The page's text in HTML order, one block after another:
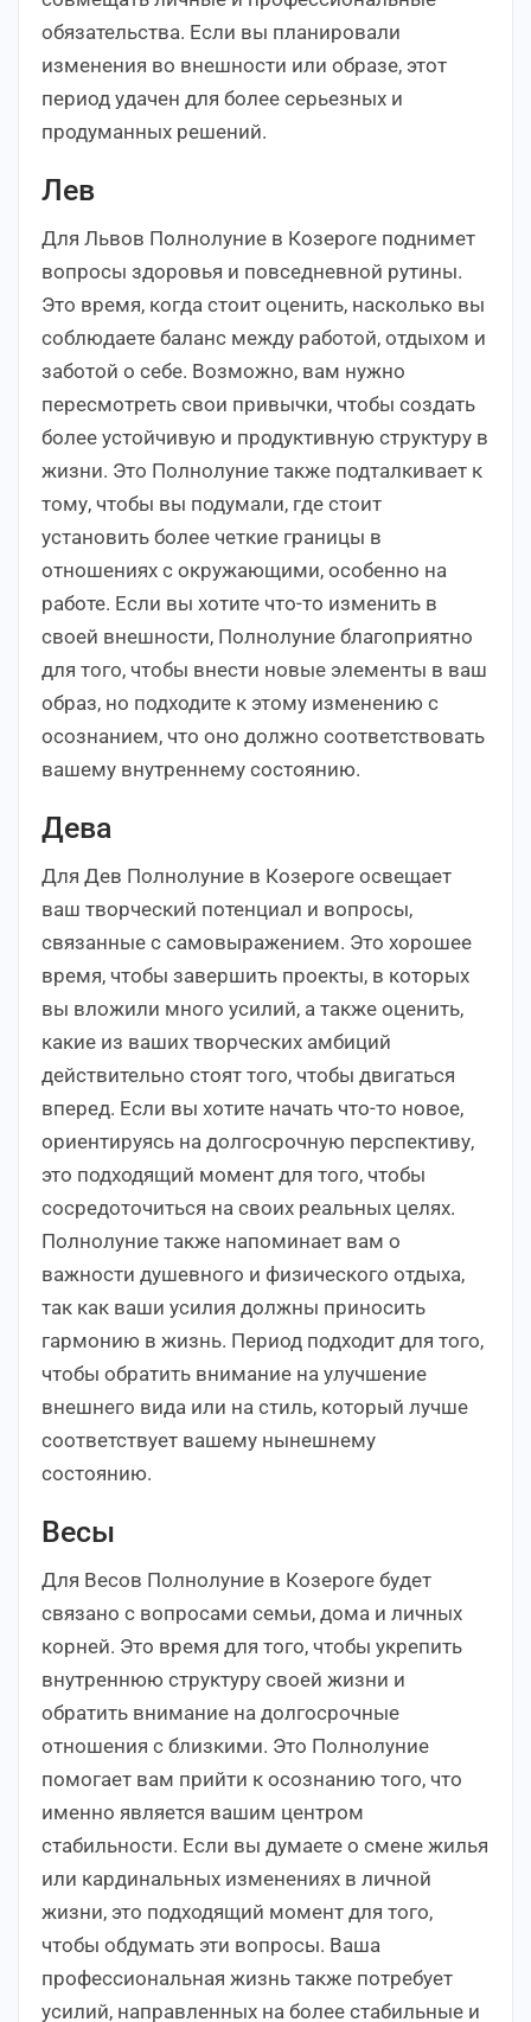
обязательства. Если вы планировали
изменения во внешности или образе, этот
период удачен для более серьезных и
продуманных решений.
Лев
Для Львов Полнолуние в Козероге поднимет
вопросы здоровья и повседневной рутины.
Это время, когда стоит оценить, насколько вы
соблюдаете баланс между работой, отдыхом и
заботой о себе. Возможно, вам нужно
пересмотреть свои привычки, чтобы создать
более устойчивую и продуктивную структуру в
жизни. Это Полнолуние также подталкивает к
тому, чтобы вы подумали, где стоит
установить более четкие границы в
отношениях с окружающими, особенно на
работе. Если вы хотите что-то изменить в
своей внешности, Полнолуние благоприятно
для того, чтобы внести новые элементы в ваш
образ, но подходите к этому изменению с
осознанием, что оно должно соответствовать
вашему внутреннему состоянию.
Дева
Для Дев Полнолуние в Козероге освещает
ваш творческий потенциал и вопросы,
связанные с самовыражением. Это хорошее
время, чтобы завершить проекты, в которых
вы вложили много усилий, а также оценить,
какие из ваших творческих амбиций
действительно стоят того, чтобы двигаться
вперед. Если вы хотите начать что-то новое,
ориентируясь на долгосрочную перспективу,
это подходящий момент для того, чтобы
сосредоточиться на своих реальных целях.
Полнолуние также напоминает вам о
важности душевного и физического отдыха,
так как ваши усилия должны приносить
гармонию в жизнь. Период подходит для того,
чтобы обратить внимание на улучшение
внешнего вида или на стиль, который лучше
соответствует вашему нынешнему
состоянию.
Весы
Для Весов Полнолуние в Козероге будет
связано с вопросами семьи, дома и личных
корней. Это время для того, чтобы укрепить
внутреннюю структуру своей жизни и
обратить внимание на долгосрочные
отношения с близкими. Это Полнолуние
помогает вам прийти к осознанию того, что
именно является вашим центром
стабильности. Если вы думаете о смене жилья
или кардинальных изменениях в личной
жизни, это подходящий момент для того,
чтобы обдумать эти вопросы. Ваша
профессиональная жизнь также потребует
усилий, направленных на более стабильные и